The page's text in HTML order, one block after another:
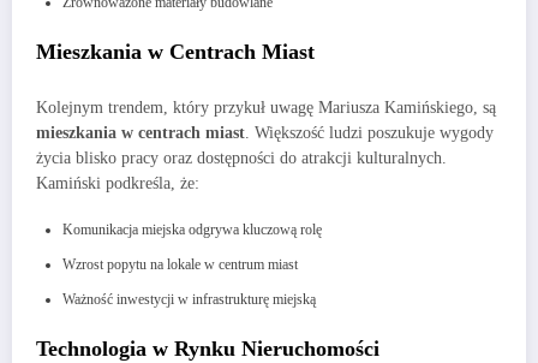
Mieszkania w Centrach Miast
Kolejnym trendem, który przykuł uwagę Mariusza Kamińskiego, są
mieszkania w centrach miast. Większość ludzi poszukuje wygody
życia blisko pracy oraz dostępności do atrakcji kulturalnych.
Kamiński podkreśla, że:
Komunikacja miejska odgrywa kluczową rolę
Wzrost popytu na lokale w centrum miast
Ważność inwestycji w infrastrukturę miejską
Technologia w Rynku Nieruchomości